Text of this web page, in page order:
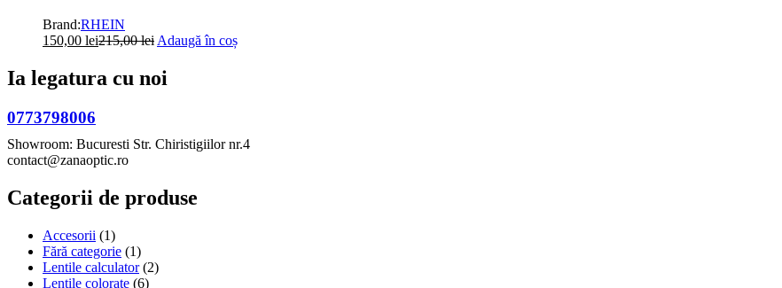
Brand:RHEIN
150,00 lei215,00lei Adaugă în coș
Ia legatura cu noi
0773798006
Showroom: Bucuresti Str. Chiristigiilor nr.4
contact@zanaoptic.ro
Categorii de produse
Accesorii (1)
Fără categorie (1)
Lentile calculator (2)
Lentile colorate (6)